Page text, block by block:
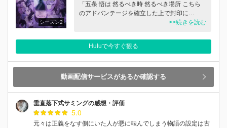
シーズン2
「五条 悟は 然るべき時 然るべき場所 こちら
のアドバンテージを確立した上で封印に…
>>続きを読む
Huluで今すぐ観る
動画配信サービスがあるか確認する
垂直落下式サミングの感想・評価
5.0
元々は正義をなす側にいた人が悪に転んでしまう物語の設定は古